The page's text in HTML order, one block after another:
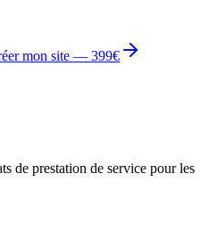
mon site — 399€
de prestation de service pour les